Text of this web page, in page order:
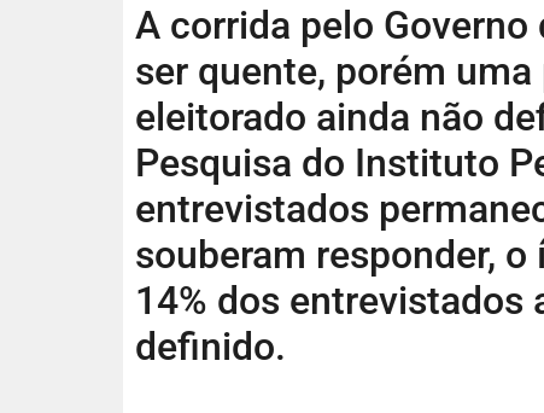
A corrida pelo
ser quente, porém
eleitorado ainda não
Pesquisa do Instituto
entrevistados
souberam responder,
14% dos
definido.